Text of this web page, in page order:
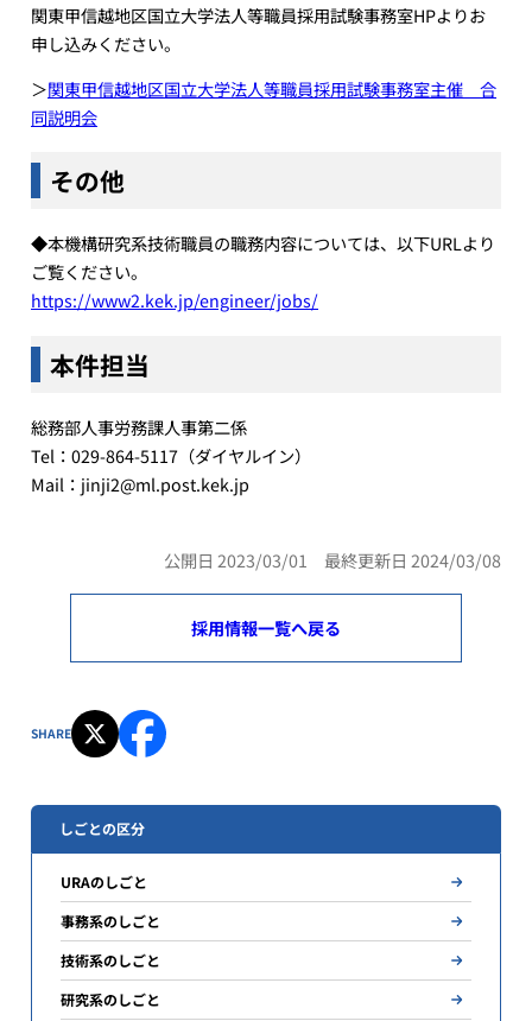
関東甲信越地区国立大学法人等職員採用試験事務室HPよりお
申し込みください。
＞関東甲信越地区国立大学法人等職員採用試験事務室主催 合
同説明会
その他
◆本機構研究系技術職員の職務内容については、以下URLより
ご覧ください。
https://www2.kek.jp/engineer/jobs/
本件担当
総務部人事労務課人事第二係
Tel：029-864-5117（ダイヤルイン）
Mail：jinji2@ml.post.kek.jp
公開日 2023/03/01 最終更新日 2024/03/08
採用情報一覧へ戻る
SHARE
しごとの区分
URAのしごと
事務系のしごと
技術系のしごと
研究系のしごと